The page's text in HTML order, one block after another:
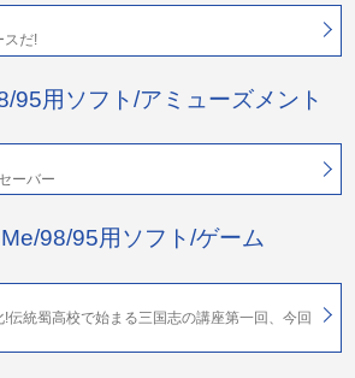
スだ!
95用ソフト/アミューズメント
ーバー
98/95用ソフト/ゲーム
伝統蜀高校で始まる三国志の講座第一回、今回